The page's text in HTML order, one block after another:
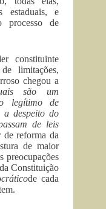
estaduais, e
processo de
constituinte
limitações,
chegou a
são um
legítimo de
a despeito do
de leis
de reforma da
de maior
preocupações
da Constituição
de cada